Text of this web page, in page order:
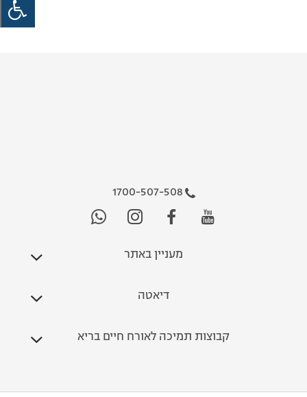
1700-507-508
מעניין באתר
דיאטה
קבוצות תמיכה לאורח חיים בריא